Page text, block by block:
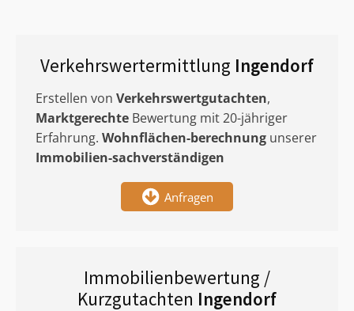
Verkehrswertermittlung Ingendorf
Erstellen von Verkehrswertgutachten,
Marktgerechte Bewertung mit 20-jähriger
Erfahrung. Wohnflächen-berechnung unserer
Immobilien-sachverständigen
Anfragen
Immobilienbewertung /
Kurzgutachten Ingendorf